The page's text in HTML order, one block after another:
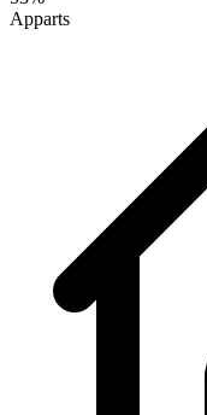
Apparts